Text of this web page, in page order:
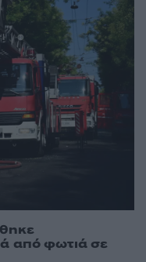
από φωτιά σε